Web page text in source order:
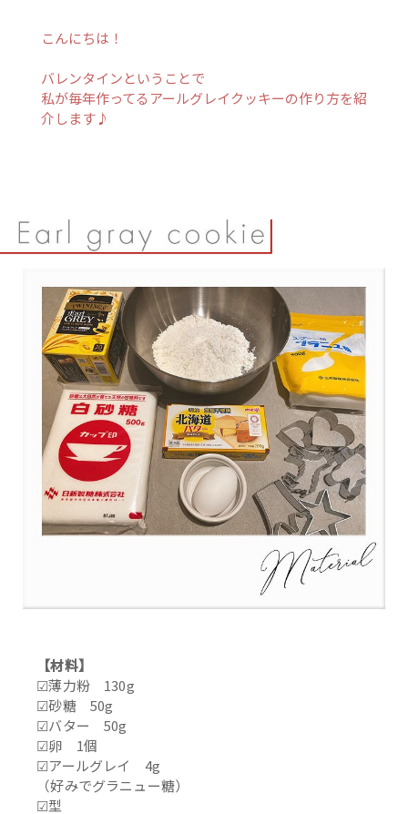
こんにちは！
バレンタインということで
私が毎年作ってるアールグレイクッキーの作り方を紹
介します♪
【材料】
☑︎薄力粉 130g
☑︎砂糖 50g
☑︎バター 50g
☑︎卵 1個
☑︎アールグレイ 4g
（好みでグラニュー糖）
☑︎型